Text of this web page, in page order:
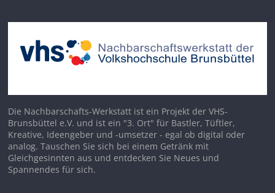
Die Nachbarschafts-Werkstatt ist ein Projekt der VHS-
Brunsbüttel e.V. und ist ein "3. Ort" für Bastler, Tüftler,
Kreative, Ideengeber und -umsetzer - egal ob digital oder
analog. Tauschen Sie sich bei einem Getränk mit
Gleichgesinnten aus und entdecken Sie Neues und
Spannendes für sich.